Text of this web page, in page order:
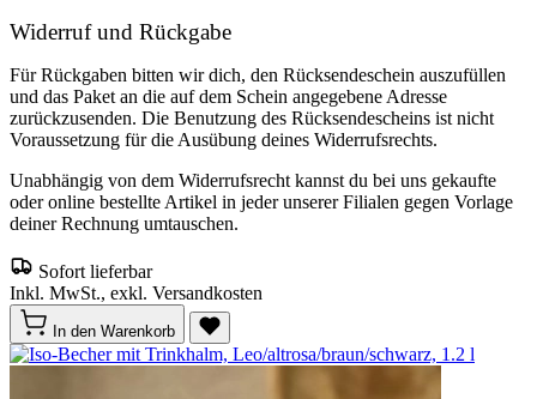
Widerruf und Rückgabe
Für Rückgaben bitten wir dich, den Rücksendeschein auszufüllen
und das Paket an die auf dem Schein angegebene Adresse
zurückzusenden. Die Benutzung des Rücksendescheins ist nicht
Voraussetzung für die Ausübung deines Widerrufsrechts.
Unabhängig von dem Widerrufsrecht kannst du bei uns gekaufte
oder online bestellte Artikel in jeder unserer Filialen gegen Vorlage
deiner Rechnung umtauschen.
Sofort lieferbar
Inkl. MwSt., exkl. Versandkosten
In den Warenkorb